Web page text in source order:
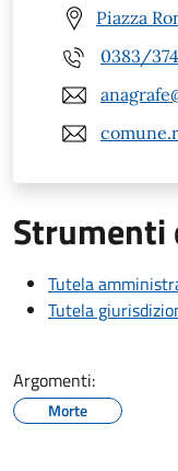
Piazza
0383/
Tutela
Tutela
Argomenti:
Morte